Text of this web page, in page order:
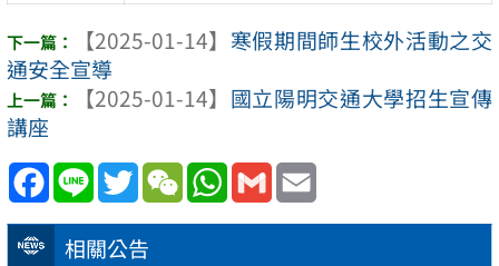
相關公告
【2025-01-14】 寒假期間師生校外活動之交
通安全宣導
【2025-01-14】 國立陽明交通大學招生宣傳
講座
Facebook
Line TwitterWeChatWhatsApp
Gmail